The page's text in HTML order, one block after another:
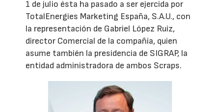
1 de julio ésta ha pasado a ser ejercida por
TotalEnergies Marketing España, S.A.U., con
la representación de Gabriel López Ruiz,
director Comercial de la compañía, quien
asume también la presidencia de SIGRAP, la
entidad administradora de ambos Scraps.